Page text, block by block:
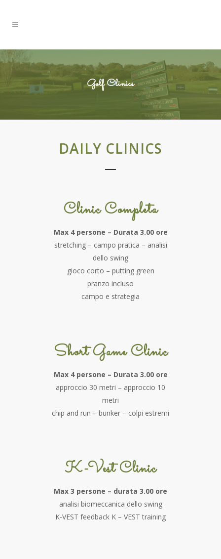
Golf Clinics
DAILY CLINICS
Clinic Completa
Max 4 persone – Durata 3.00 ore
stretching – campo pratica – analisi
dello swing
gioco corto – putting green
pranzo incluso
campo e strategia
Short Game Clinic
Max 4 persone – Durata 3.00 ore
approccio 30 metri – approccio 10
metri
chip and run – bunker – colpi estremi
K-Vest Clinic
Max 3 persone – durata 3.00 ore
analisi biomeccanica dello swing
K-VEST feedback K – VEST training